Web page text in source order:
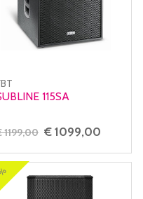
115SA
1199,00 € 1099,00